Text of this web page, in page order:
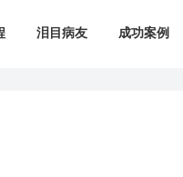
泪目病友 成功案例